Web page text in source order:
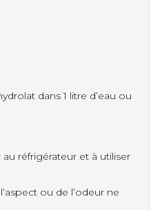
dans 1 litre d’eau ou
réfrigérateur et à utiliser
ou de l’odeur ne